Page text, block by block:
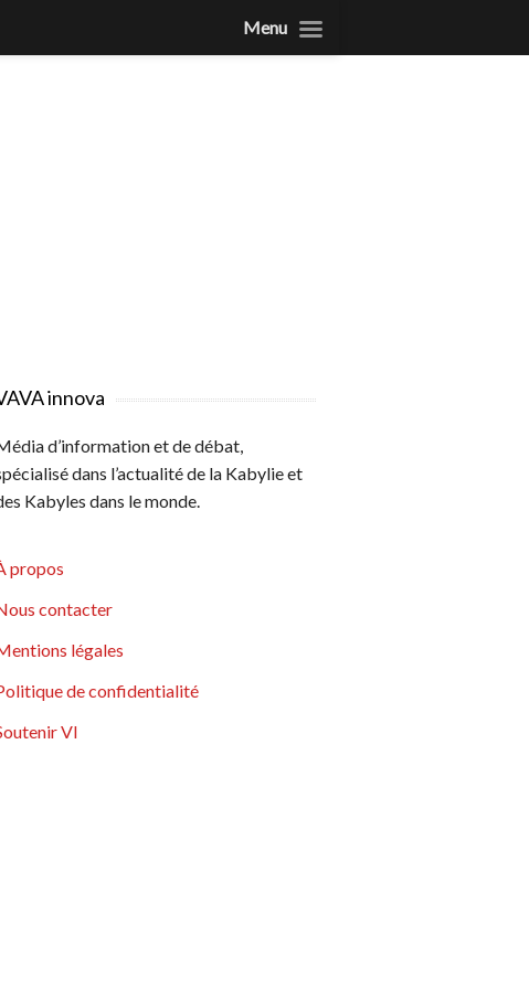
innova
d’information et de débat,
dans l’actualité de la Kabylie et
Kabyles dans le monde.
propos
contacter
légales
de confidentialité
VI
Menu